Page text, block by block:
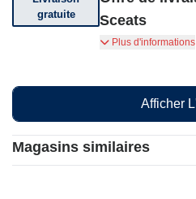
Magasins similaires
gratuite
Sceats
Bénéficiez de la
commande
Plus d'informations
Afficher